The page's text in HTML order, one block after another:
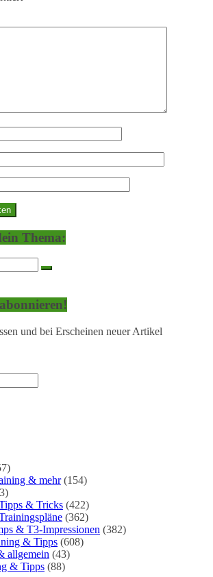
Thema:
und bei Erscheinen neuer Artikel
& mehr(154)
& Tricks (422)
(362)
& T3-Impressionen (382)
& Tipps (608)
allgemein (43)
& Tipps (88)